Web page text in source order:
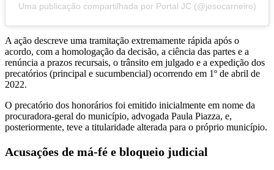
Uma publicação compartilhada por Portal JC (@jesocarneiro)
A ação descreve uma tramitação extremamente rápida após o
acordo, com a homologação da decisão, a ciência das partes e a
renúncia a prazos recursais, o trânsito em julgado e a expedição dos
precatórios (principal e sucumbencial) ocorrendo em 1º de abril de
2022.
O precatório dos honorários foi emitido inicialmente em nome da
procuradora-geral do município, advogada Paula Piazza, e,
posteriormente, teve a titularidade alterada para o próprio município.
Acusações de má-fé e bloqueio judicial